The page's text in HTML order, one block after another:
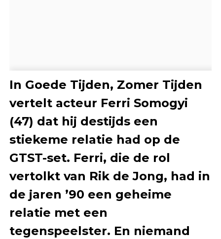
In Goede Tijden, Zomer Tijden
vertelt acteur Ferri Somogyi
(47) dat hij destijds een
stiekeme relatie had op de
GTST-set. Ferri, die de rol
vertolkt van Rik de Jong, had in
de jaren ’90 een geheime
relatie met een
tegenspeelster. En niemand